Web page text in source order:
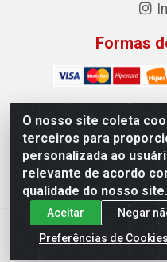
O nosso site coleta
terceiros para
personalizada ao
relevante de acordo
qualidade do nosso site.
Aceitar
Negar
Preferências de Cookies
Formas
Machado Carnes
Logradouro: Avenida
- CEP 64.500-